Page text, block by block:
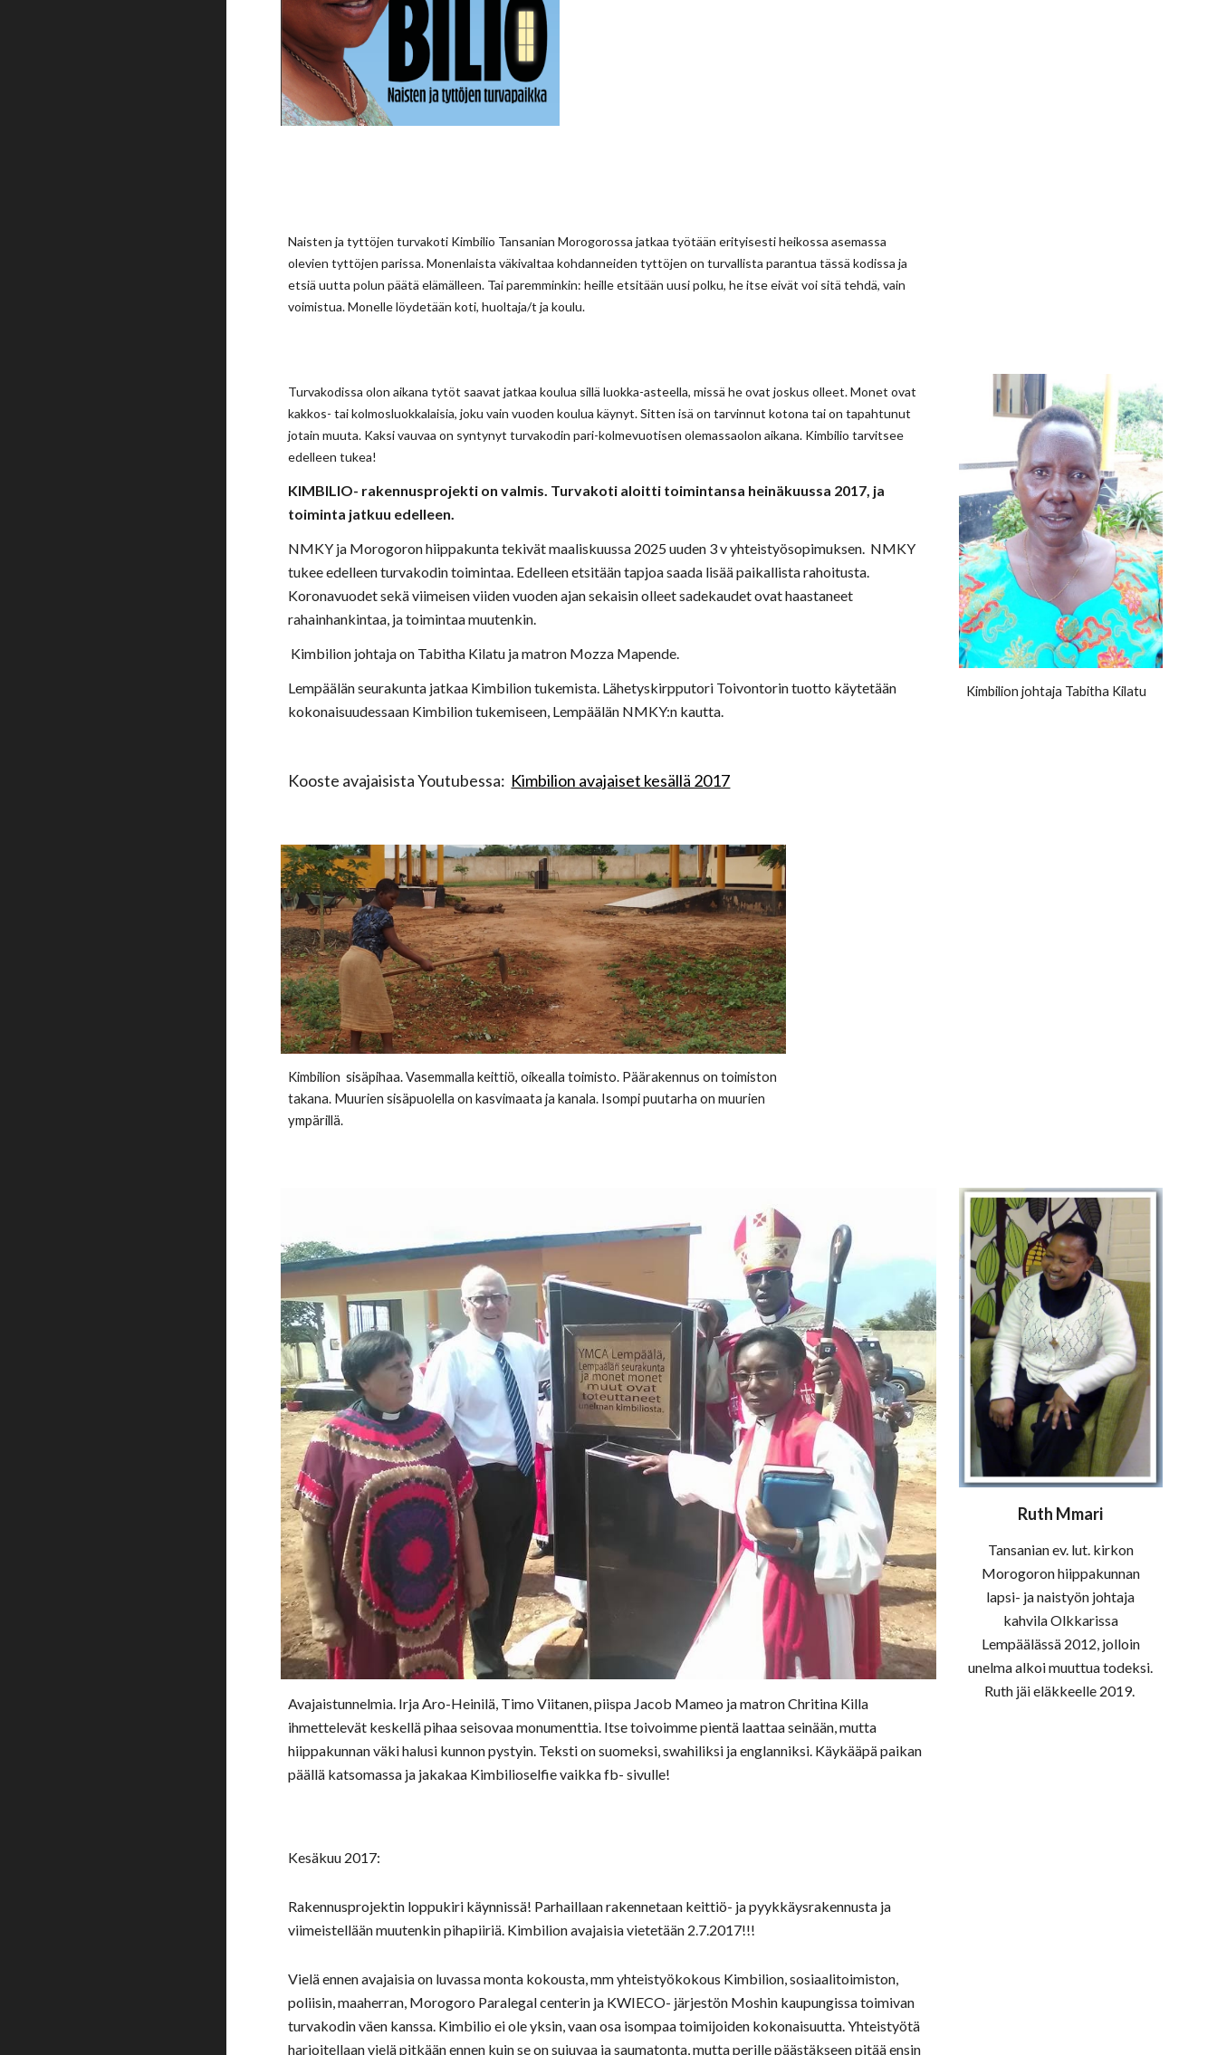
Naisten ja tyttöjen turvakoti Kimbilio Tansanian Morogorossa jatkaa työtään erityisesti heikossa asemassa
olevien tyttöjen parissa. Monenlaista väkivaltaa kohdanneiden tyttöjen on turvallista parantua tässä kodissa ja
etsiä uutta polun päätä elämälleen. Tai paremminkin: heille etsitään uusi polku, he itse eivät voi sitä tehdä, vain
voimistua. Monelle löydetään koti, huoltaja/t ja koulu.
Turvakodissa olon aikana tytöt saavat jatkaa koulua sillä luokka-asteella, missä he ovat joskus olleet. Monet ovat
kakkos- tai kolmosluokkalaisia, joku vain vuoden koulua käynyt. Sitten isä on tarvinnut kotona tai on tapahtunut
jotain muuta. Kaksi vauvaa on syntynyt turvakodin pari-kolmevuotisen olemassaolon aikana. Kimbilio tarvitsee
edelleen tukea!
KIMBILIO- rakennusprojekti on valmis. Turvakoti aloitti toimintansa heinäkuussa 2017, ja
toiminta jatkuu edelleen.
NMKY ja Morogoron hiippakunta tekivät maaliskuussa 2025uuden 3 vyhteistyösopimuksen. NMKY
tukee edelleen turvakodin toimintaa. Edelleen etsitään tapjoa saada lisää paikallista rahoitusta.
Koronavuodet sekä viimeisen viiden vuoden ajan sekaisin olleet sadekaudet ovat haastaneet
rahainhankintaa, ja toimintaa muutenkin.
Kimbilion johtaja on Tabitha Kilatu ja matron Mozza Mapende.
Lempäälän seurakunta jatkaa Kimbilion tukemista. Lähetyskirpputori Toivontorin tuotto käytetään
kokonaisuudessaan Kimbilion tukemiseen, Lempäälän NMKY:n kautta.
Kooste avajaisista Youtubessa: Kimbilion avajaiset kesällä 2017
Kimbilion johtaja Tabitha Kilatu
Kimbilion sisäpihaa. Vasemmalla keittiö, oikealla toimisto. Päärakennus on toimiston
takana. Muurien sisäpuolella on kasvimaata ja kanala. Isompi puutarha on muurien
ympärillä.
Avajaistunnelmia. Irja Aro-Heinilä, Timo Viitanen, piispa Jacob Mameo ja matron Chritina Killa
ihmettelevät keskellä pihaa seisovaa monumenttia. Itse toivoimme pientä laattaa seinään, mutta
hiippakunnan väki halusi kunnon pystyin. Teksti on suomeksi, swahiliksi ja englanniksi. Käykääpä paikan
päällä katsomassa ja jakakaa Kimbilioselfie vaikka fb- sivulle!
Kesäkuu 2017:
Rakennusprojektin loppukiri käynnissä! Parhaillaan rakennetaan keittiö- ja pyykkäysrakennusta ja
viimeistellään muutenkin pihapiiriä. Kimbilion avajaisia vietetään 2.7.2017!!!
Vielä ennen avajaisia on luvassa monta kokousta, mm yhteistyökokous Kimbilion, sosiaalitoimiston,
poliisin, maaherran, Morogoro Paralegal centerin ja KWIECO- järjestön Moshin kaupungissa toimivan
turvakodin väen kanssa. Kimbilio ei ole yksin, vaan osa isompaa toimijoiden kokonaisuutta. Yhteistyötä
harjoitellaan vielä pitkään ennen kuin se on sujuvaa ja saumatonta, mutta perille päästäkseen pitää ensin
Ruth Mmari
Tansanian ev. lut. kirkon
Morogoron hiippakunnan
lapsi- ja naistyön johtaja
kahvila Olkkarissa
Lempäälässä 2012, jolloin
unelma alkoi muuttua todeksi.
Ruth jäi eläkkeelle 2019.